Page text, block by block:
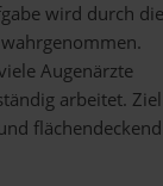
wird durch die
Augenärzte
arbeitet. Ziel
flächendeckend